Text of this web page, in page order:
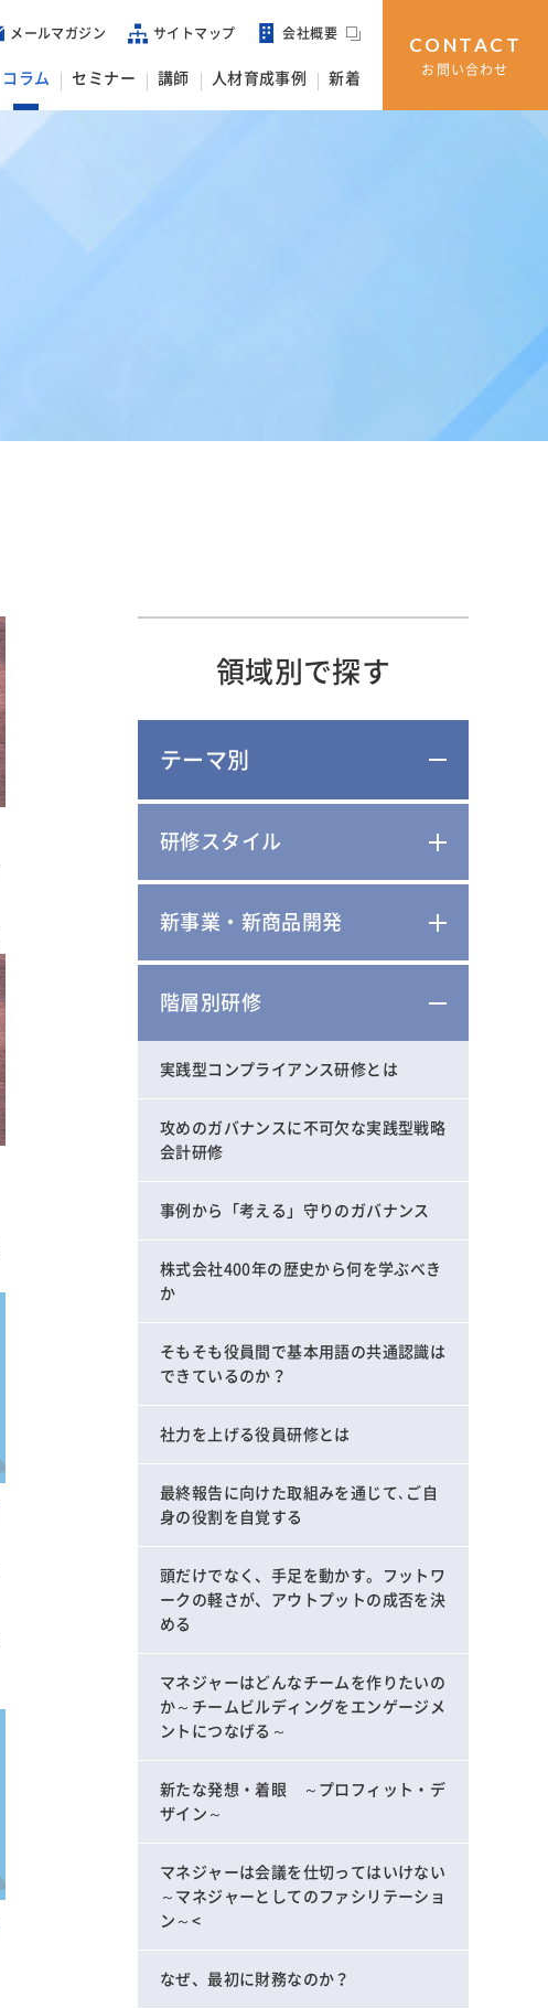
コラム セミナー 講師 人材育成事例 新着
メールマガジン サイトマップ 会社概要
CONTACT
お問い合わせ
領域別で探す
テーマ別
研修スタイル
新事業・新商品開発
階層別研修
実践型コンプライアンス研修とは
攻めのガバナンスに不可欠な実践型戦略
会計研修
事例から「考える」守りのガバナンス
株式会社400年の歴史から何を学ぶべき
か
そもそも役員間で基本用語の共通認識は
できているのか？
社力を上げる役員研修とは
最終報告に向けた取組みを通じて､ご自
身の役割を自覚する
頭だけでなく、手足を動かす。フットワ
ークの軽さが、アウトプットの成否を決
める
マネジャーはどんなチームを作りたいの
か～チームビルディングをエンゲージメ
ントにつなげる～
新たな発想・着眼 ～プロフィット・デ
ザイン～
マネジャーは会議を仕切ってはいけない
～マネジャーとしてのファシリテーショ
ン～<
なぜ、最初に財務なのか？